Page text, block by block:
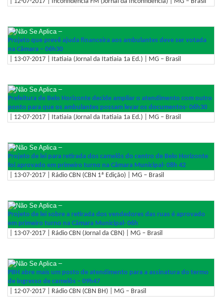
–
Projeto que prevê ajuda financeira aos ambulantes deve ser votada
na Câmara – 06h30
| 13-07-2017 | Itatiaia (Jornal da Itatiaia 1a Ed.) | MG – Brasil
–
Prefeitura de Belo Horizonte decide ampliar o atendimento com outro
ponto para que os ambulantes possam levar os documentos- 06h30
| 12-07-2017 | Itatiaia (Jornal da Itatiaia 1a Ed.) | MG – Brasil
–
Projeto de lei para retirada dos camelôs do centro de Belo Horizonte
foi aprovado em primeiro turno na Câmara Municipal- 08h 42
| 13-07-2017 | Rádio CBN (CBN 1ª Edição) | MG – Brasil
–
Projeto de lei sobre a retirada dos vendedores das ruas é aprovado
em primeiro turno na Câmara Municipal- 06h
| 13-07-2017 | Rádio CBN (Jornal da CBN) | MG – Brasil
–
PBH abre mais um posto de atendimento para a assinatura do termo
de ingresso de camelôs – 09h47
| 12-07-2017 | Rádio CBN (CBN BH) | MG – Brasil